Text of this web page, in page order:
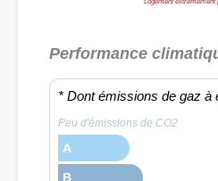
Performance
* Dont émissions de gaz à
Peu d'émissions de CO2
A
B